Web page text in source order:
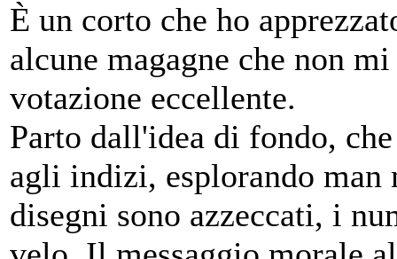
È un corto che ho
alcune magagne che non
votazione eccellente.
Parto dall'idea di fondo,
agli indizi, esplorando man
disegni sono azzeccati, i